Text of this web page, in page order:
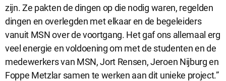
zijn. Ze pakten de dingen op die nodig waren, regelden
dingen en overlegden met elkaar en de begeleiders
vanuit MSN over de voortgang. Het gaf ons allemaal erg
veel energie en voldoening om met de studenten en de
medewerkers van MSN, Jort Rensen, Jeroen Nijburg en
Foppe Metzlar samen te werken aan dit unieke project.”